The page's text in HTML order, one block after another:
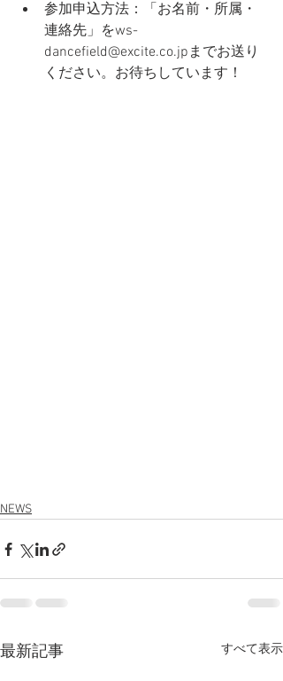
参加申込方法：「お名前・所属・
連絡先」をws-
dancefield@excite.co.jpまでお送り
ください。お待ちしています！
NEWS
最新記事 すべて表示